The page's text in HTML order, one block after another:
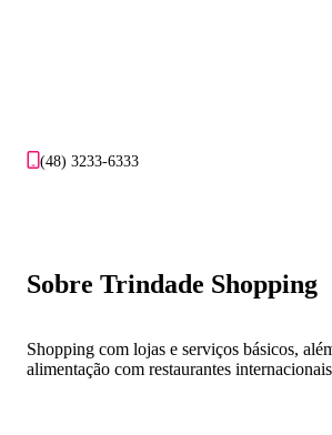
(48) 3233-6333
Sobre Trindade Shopping
Shopping com lojas e serviços básicos,
alimentação com restaurantes